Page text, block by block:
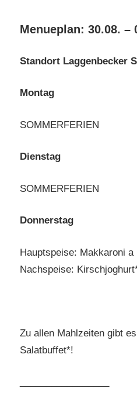
Menueplan: 30.08. –
Standort Laggenbecker
Montag
SOMMERFERIEN
Dienstag
SOMMERFERIEN
Donnerstag
Hauptspeise: Makkaroni a
Nachspeise:
Zu allen Mahlzeiten gibt
Salatbuffet*!